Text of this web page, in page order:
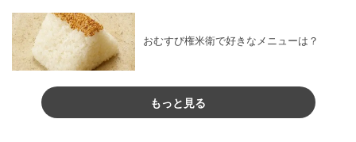
おむすび権米衛で好きなメニューは？
もっと見る